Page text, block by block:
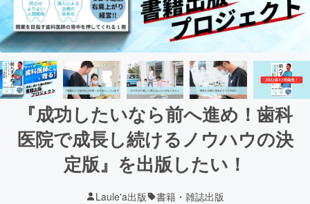
『成功したいなら前へ進め！歯科
医院で成長し続けるノウハウの決
定版』を出版したい！
Laule'a出版 書籍・雑誌出版